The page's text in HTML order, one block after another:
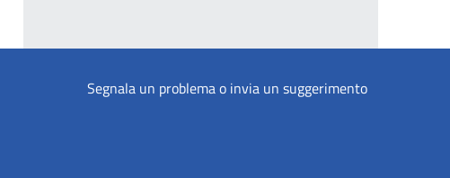
Segnala un problema o invia un suggerimento